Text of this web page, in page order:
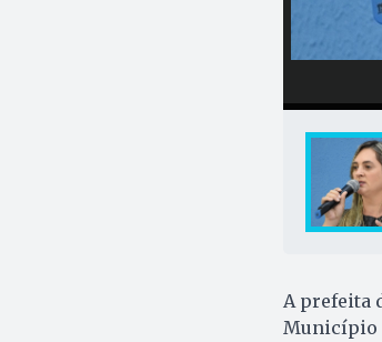
A prefeita
Município